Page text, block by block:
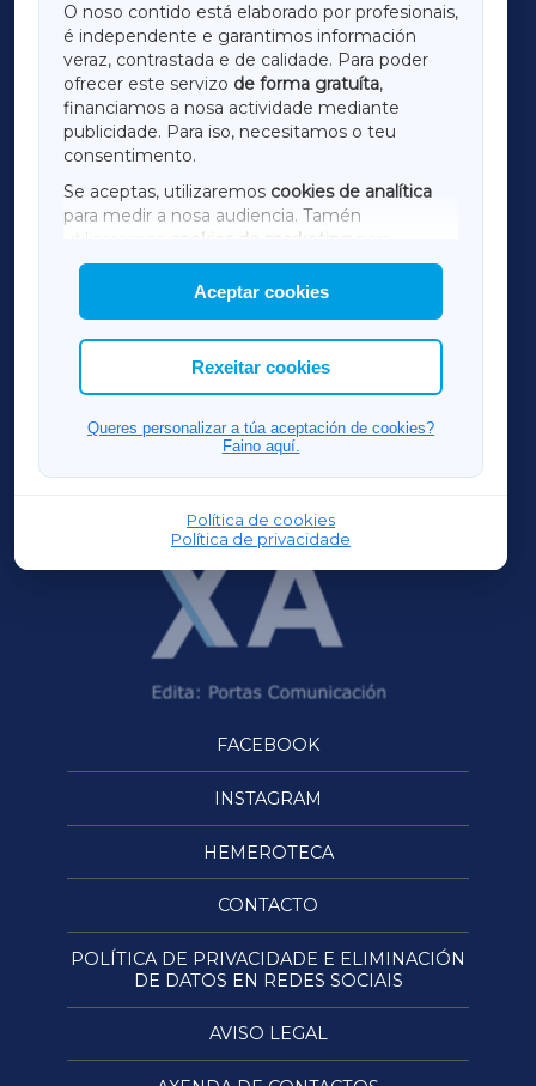
O noso contido está elaborado por profesionais,
é independente e garantimos información
veraz, contrastada e de calidade. Para poder
ofrecer este servizo de forma gratuíta,
financiamos a nosa actividade mediante
publicidade. Para iso, necesitamos o teu
consentimento.
Se aceptas, utilizaremos cookies de analítica
para medir a nosa audiencia. Tamén
utilizaremos
cookies de marketing
mostrar publicidade de terceiros.
Así mesmo, podes personalizar a elección das
cookies que desexas permitir.
Aceptar cookies
Rexeitar cookies
Queres personalizar a túa aceptación de cookies?
Faino aquí.
Política de cookies
Política de privacidade
LUGOXA
TERRACHAXA
AMARIÑAXA
RIBEIRASACRAXA
ACORUÑAXA
FERROLXA
OURENSEXA
FACEBOOK
INSTAGRAM
HEMEROTECA
CONTACTO
POLÍTICA DE PRIVACIDADE E ELIMINACIÓN
DE DATOS EN REDES SOCIAIS
AVISO LEGAL